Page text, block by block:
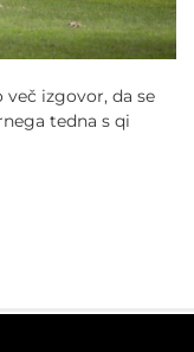
izgovor, da se
tedna s qi